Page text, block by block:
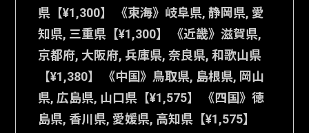
県【¥1,300】 《東海》岐阜県, 静岡県, 愛
知県, 三重県【¥1,300】 《近畿》滋賀県,
京都府, 大阪府, 兵庫県, 奈良県, 和歌山県
【¥1,380】 《中国》鳥取県, 島根県, 岡山
県, 広島県, 山口県【¥1,575】 《四国》徳
島県, 香川県, 愛媛県, 高知県【¥1,575】